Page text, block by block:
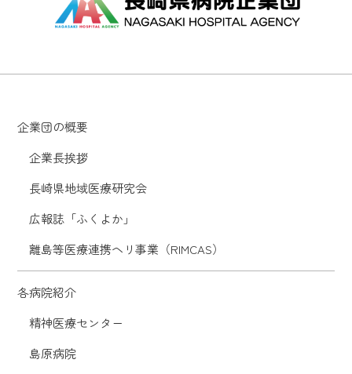
企業団の概要
企業長挨拶
長崎県地域医療研究会
広報誌「ふくよか」
離島等医療連携ヘリ事業（RIMCAS）
各病院紹介
精神医療センター
島原病院